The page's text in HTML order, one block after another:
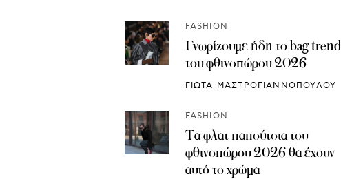
FASHION
Γνωρίζουμε ήδη το bag trend
του φθινοπώρου 2026
ΓΙΩΤΑ ΜΑΣΤΡΟΓΙΑΝΝΟΠΟΥΛΟΥ
FASHION
Τα φλατ παπούτσια του
φθινοπώρου 2026 θα έχουν
αυτό το χρώμα